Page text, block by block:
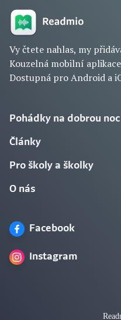
Vy čtete nahlas, my
Kouzelná mobilní
Dostupná pro Android a
Pohádky na dobrou noc
Články
Pro školy a školky
O nás
Facebook
Instagram